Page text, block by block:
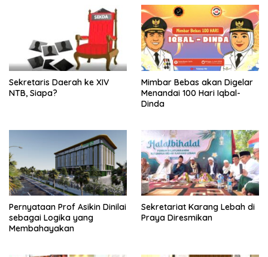
Sekretaris Daerah ke XIV
NTB, Siapa?
Mimbar Bebas akan Digelar
Menandai 100 Hari Iqbal-
Dinda
Pernyataan Prof Asikin Dinilai
sebagai Logika yang
Membahayakan
Sekretariat Karang Lebah di
Praya Diresmikan